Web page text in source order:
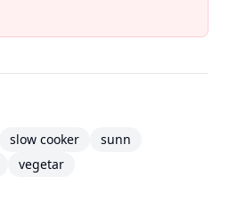
slow cooker
sunn
vegetar